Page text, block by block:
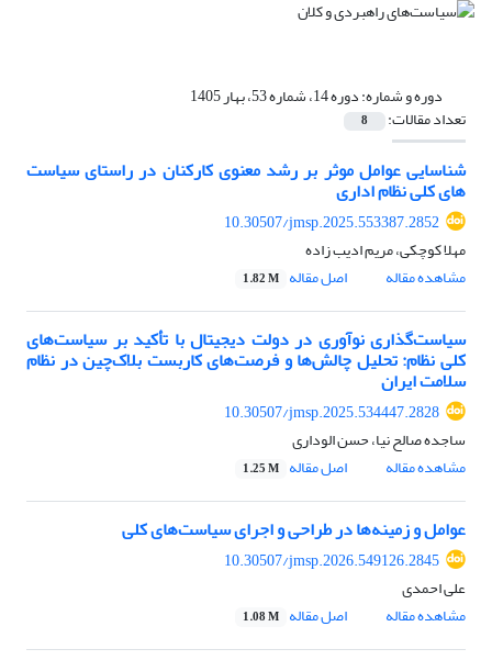
دوره و شماره:دوره 14، شماره 53، بهار 1405
تعداد مقالات: 8
شناسایی عوامل موثر بر رشد معنوی کارکنان در راستای سیاست
های کلی نظام اداری
10.30507/jmsp.2025.553387.2852
مهلا کوچکی، مریم ادیب زاده
مشاهده مقاله
اصل مقاله 1.82 M
سیاست‌گذاری نوآوری در دولت دیجیتال با تأکید بر سیاست‌های
کلی نظام: تحلیل چالش‌ها و فرصت‌های کاربست بلاک‌چین در نظام
سلامت ایران
10.30507/jmsp.2025.534447.2828
ساجده صالح نیا، حسن الوداری
مشاهده مقاله
اصل مقاله 1.25 M
عوامل و زمینه‌ها در طراحی و اجرای سیاست‌های کلی
10.30507/jmsp.2026.549126.2845
علی احمدی
مشاهده مقاله
اصل مقاله 1.08 M